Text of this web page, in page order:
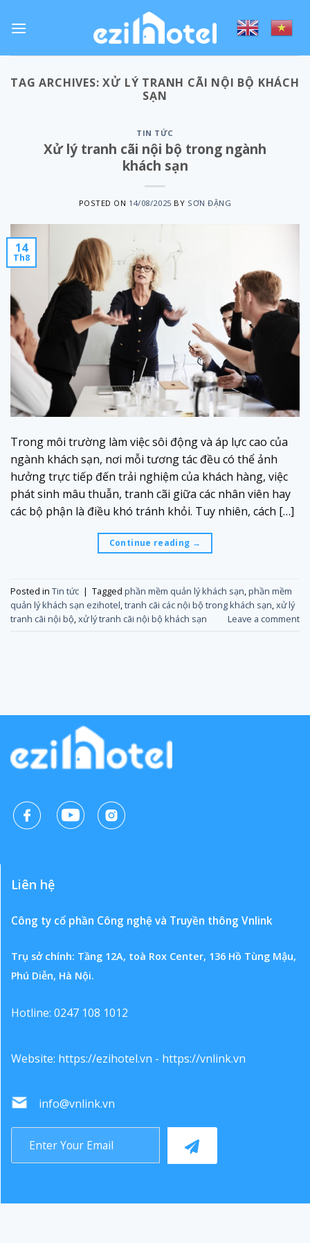
TAG ARCHIVES:XỬ LÝ TRANH CÃI NỘI BỘ KHÁCH
SẠN
TIN TỨC
Xử lý tranh cãi nội bộ trong ngành
khách sạn
POSTED ON 14/08/2025 BY SƠN ĐẶNG
14
Th8
Trong môi trường làm việc sôi động và áp lực cao của
ngành khách sạn, nơi mỗi tương tác đều có thể ảnh
hưởng trực tiếp đến trải nghiệm của khách hàng, việc
phát sinh mâu thuẫn, tranh cãi giữa các nhân viên hay
các bộ phận là điều khó tránh khỏi. Tuy nhiên, cách […]
Continue reading →
Posted in Tin tức | Tagged phần mềm quản lý khách sạn,phần mềm
quản lý khách sạn ezihotel,tranh cãi các nội bộ trong khách sạn,xử lý
tranh cãi nội bộ,xử lý tranh cãi nội bộ khách sạn Leave a comment
Liên hệ
Công ty cổ phần Công nghệ và Truyền thông Vnlink
Trụ sở chính: Tầng 12A, toà Rox Center, 136 Hồ Tùng Mậu,
Phú Diễn, Hà Nội.
Hotline: 0247 108 1012
Website: https://ezihotel.vn - https://vnlink.vn
info@vnlink.vn